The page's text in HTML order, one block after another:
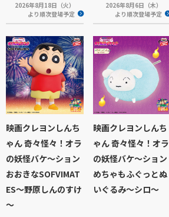
2026年8月18日（火）
より順次登場予定
2026年8月6日（木）
より順次登場予定
映画クレヨンしんち
ゃん 奇々怪々！オラ
の妖怪バケ～ション
おおきなSOFVIMAT
ES～野原しんのすけ
～
映画クレヨンしんち
ゃん 奇々怪々！オラ
の妖怪バケ～ション
めちゃもふぐっとぬ
いぐるみ～シロ～